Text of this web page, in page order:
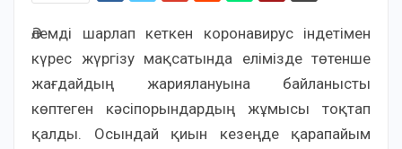
Әлемді шарлап кеткен коронавирус індетімен
күрес жүргізу мақсатында елімізде төтенше
жағдайдың жариялануына байланысты
көптеген кәсіпорындардың жұмысы тоқтап
қалды. Осындай қиын кезеңде қарапайым